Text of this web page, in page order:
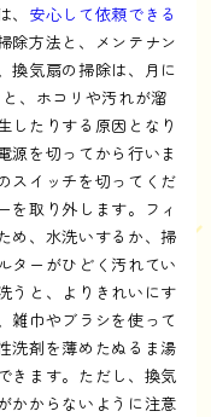
安心して依頼できる
除方法と、メンテナン
換気扇の掃除は、月に
、ホコリや汚れが溜
したりする原因となり
源を切ってから行いま
スイッチを切ってくだ
を取り外します。フィ
め、水洗いするか、掃
ターがひどく汚れてい
うと、よりきれいにす
雑巾やブラシを使って
洗剤を薄めたぬるま湯
きます。ただし、換気
かからないように注意